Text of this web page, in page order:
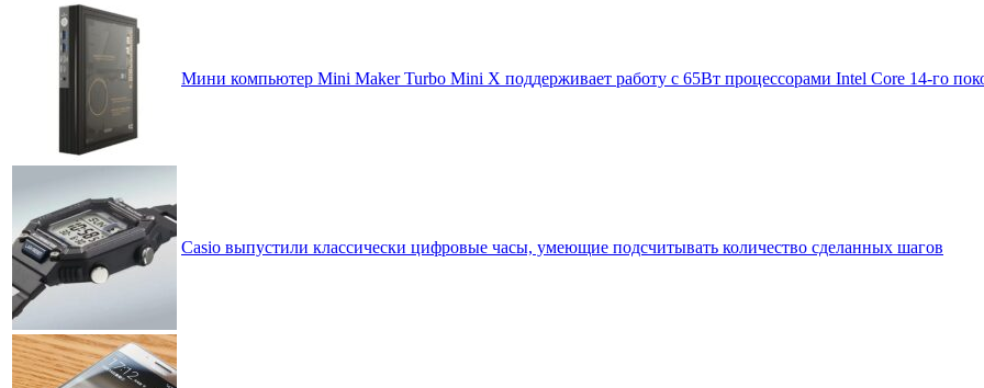
Мини компьютер Mini Maker Turbo Mini X поддерживает работу с 65Вт процессорами Intel Core 14-го
Casio выпустили классически цифровые часы, умеющие подсчитывать количество сделанных шагов